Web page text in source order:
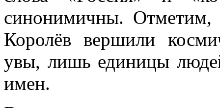
синонимичны. Отметим,
Королёв вершили
увы, лишь единицы
имен.